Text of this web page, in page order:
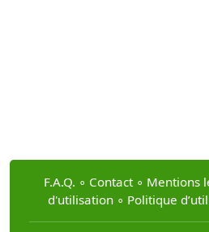
F.A.Q. ∘ Contact ∘ Mentions
d'utilisation∘ Politique